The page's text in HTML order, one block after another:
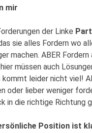
mir
der Linke
sie alles Fordern wo
machen. ABER
müssen auch
kommt leider nicht viel!
oder lieber weniger
in die richtige Richtung
Position ist